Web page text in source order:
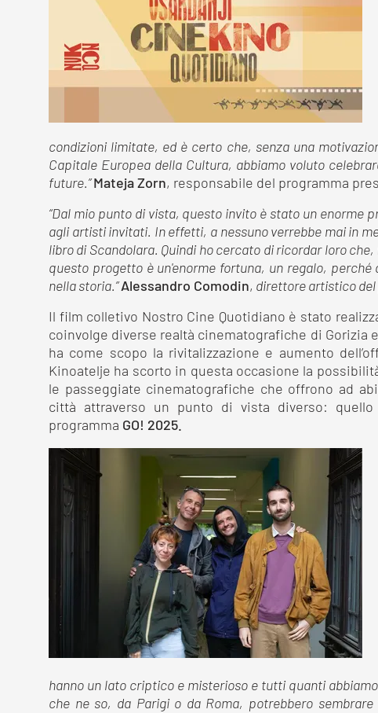
condizioni limitate, ed è certo che, senza una
Capitale Europea della Cultura, abbiamo voluto
future.”Mateja Zorn, responsabile del programma
“Dal mio punto di vista, questo invito è stato un enorme
agli artisti invitati. In effetti, a nessuno verrebbe mai in
libro di Scandolara. Quindi ho cercato di ricordar loro
questo progetto è un'enorme fortuna, un regalo,
nella storia.”Alessandro Comodin, direttore artistico
Il film colletivo Nostro Cine Quotidiano è stato
coinvolge diverse realtà cinematografiche di Gorizia
ha come scopo la rivitalizzazione e aumento
Kinoatelje ha scorto in questa occasione la
le passeggiate cinematografiche che offrono ad
città attraverso un punto di vista diverso:
programma GO! 2025.
hanno un lato criptico e misterioso e tutti quanti
che ne so, da Parigi o da Roma, potrebbero